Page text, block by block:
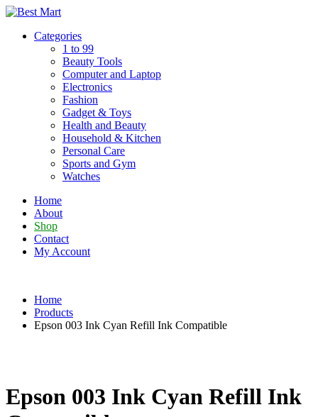
Skip
contentCategories
1 to 99
Beauty Tools
Computer and Laptop
Electronics
Fashion
Gadget & Toys
Health and Beauty
Household & Kitchen
Personal Care
Sports and Gym
Watches
Home
About
Shop
Contact
My Account
Home
Products
Epson 003 Ink Cyan Refill Ink Compatible
Epson 003 Ink Cyan Refill Ink